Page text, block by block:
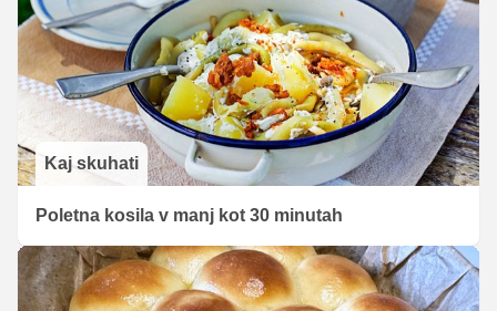
Kaj skuhati
Poletna kosila v manj kot 30 minutah